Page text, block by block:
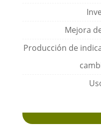
Mejora
Producción de